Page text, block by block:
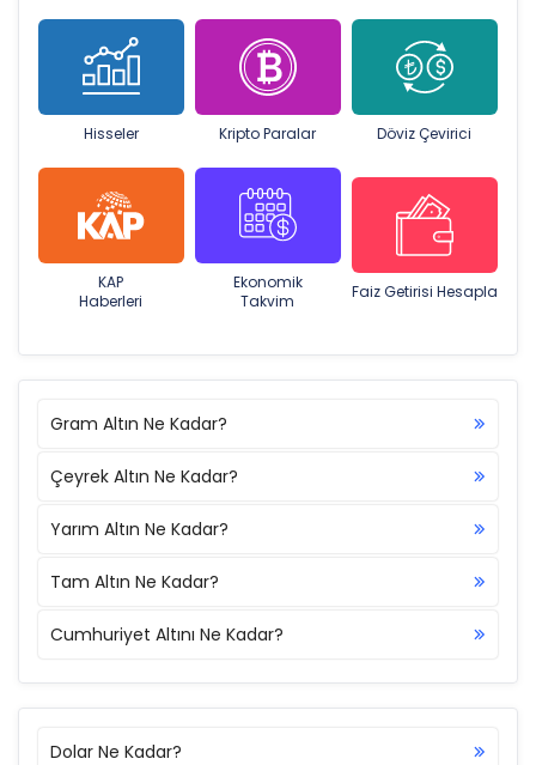
Hisseler Kripto Paralar Döviz Çevirici
KAP
Haberleri
Ekonomik
Takvim
Faiz Getirisi Hesapla
Gram Altın Ne Kadar?
Çeyrek Altın Ne Kadar?
Yarım Altın Ne Kadar?
Tam Altın Ne Kadar?
Cumhuriyet Altını Ne Kadar?
Dolar Ne Kadar?